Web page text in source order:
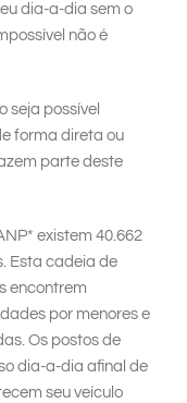
dia-a-dia sem o
não é
seja possível
forma direta ou
parte deste
existem 40.662
Esta cadeia de
encontrem
por menores e
Os postos de
dia-a-dia afinal de
seu veículo